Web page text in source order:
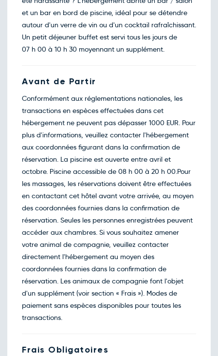
et un bar en bord de piscine, idéal pour se détendre
autour d'un verre de vin ou d'un cocktail rafraîchissant.
Un petit déjeuner buffet est servi tous les jours de
07 h 00 à 10 h 30 moyennant un supplément.
Avant de Partir
Conformément aux réglementations nationales, les
transactions en espèces effectuées dans cet
hébergement ne peuvent pas dépasser 1000 EUR. Pour
plus d'informations, veuillez contacter l'hébergement
aux coordonnées figurant dans la confirmation de
réservation. La piscine est ouverte entre avril et
octobre. Piscine accessible de 08 h 00 à 20 h 00.Pour
les massages, les réservations doivent être effectuées
en contactant cet hôtel avant votre arrivée, au moyen
des coordonnées fournies dans la confirmation de
réservation. Seules les personnes enregistrées peuvent
accéder aux chambres. Si vous souhaitez amener
votre animal de compagnie, veuillez contacter
directement l'hébergement au moyen des
coordonnées fournies dans la confirmation de
réservation. Les animaux de compagnie font l'objet
d'un supplément (voir section « Frais »). Modes de
paiement sans espèces disponibles pour toutes les
transactions.
Frais Obligatoires